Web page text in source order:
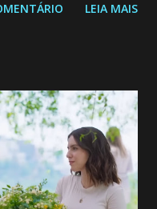
(Camila
homem que realmente
as suas energias a
e se orgulhando de
na
muito alegre, é
LEIA MAIS